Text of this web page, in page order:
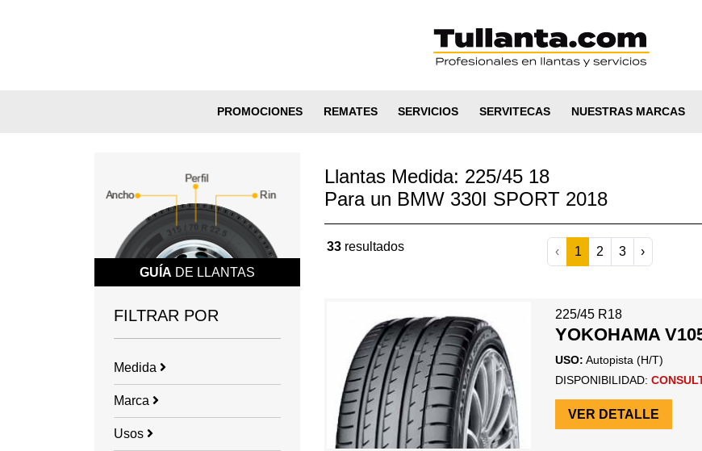
PROMOCIONES REMATES SERVICIOS SERVITECAS NUESTRAS MARCAS
GUÍA DE LLANTAS
FILTRAR POR
Medida
Marca
Usos
Llantas Medida: 225/45 18
Para un BMW 330I SPORT 2018
33 resultados ‹ 1 2 3 ›
225/45 R18
YOKOHAMA
USO: Autopista (H/T)
DISPONIBILIDAD:
VER DETALLE